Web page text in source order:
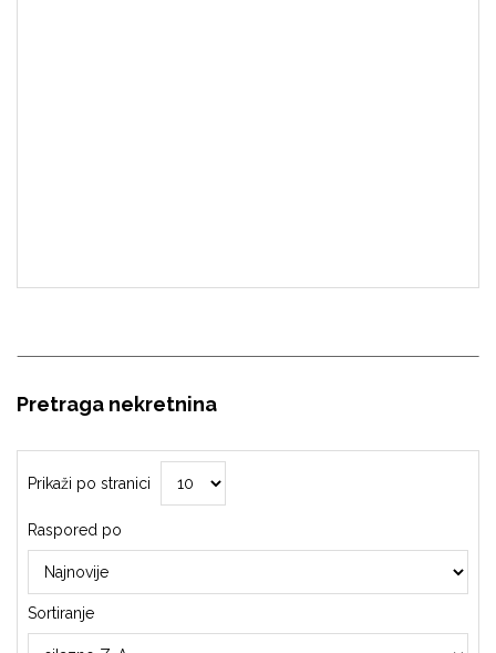
Pretraga nekretnina
Prikaži po stranici
Raspored po
Sortiranje